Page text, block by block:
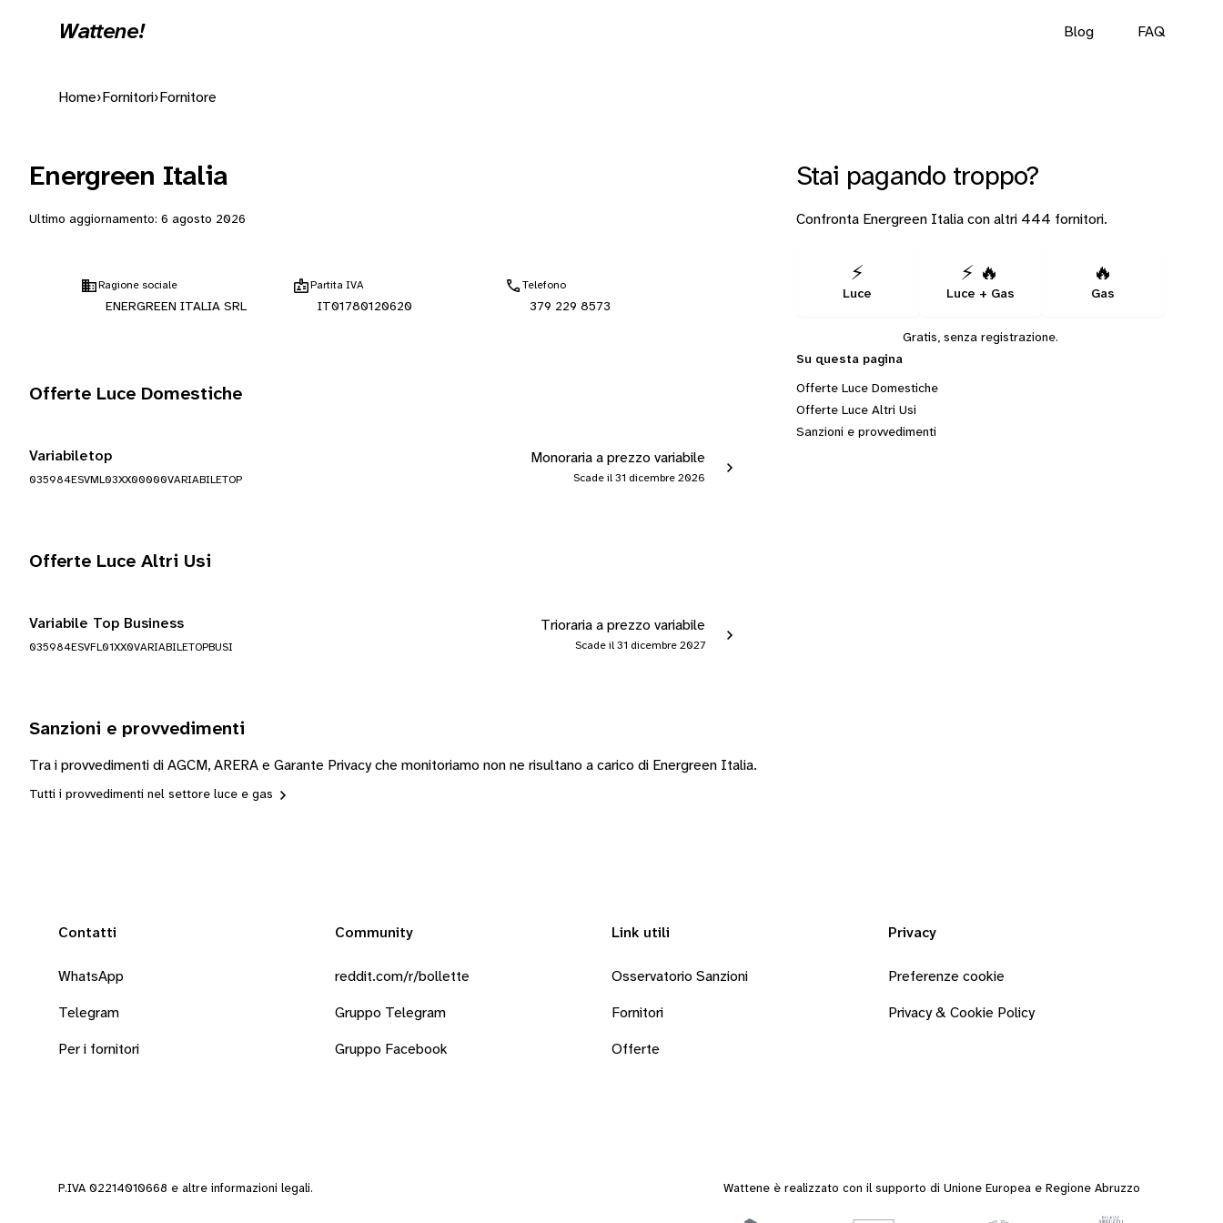
Wattene! Blog FAQ
Home› Fornitori› Fornitore
Energreen Italia
Ultimo aggiornamento: 6 agosto 2026
Ragione sociale
ENERGREEN ITALIA SRL
Partita IVA
IT01780120620
Telefono
379 229 8573
Offerte Luce Domestiche
Variabiletop
035984ESVML03XX00000VARIABILETOP
Monoraria a prezzo variabile
Scade il 31 dicembre 2026
Offerte Luce Altri Usi
Variabile Top Business
035984ESVFL01XX0VARIABILETOPBUSI
Trioraria a prezzo variabile
Scade il 31 dicembre 2027
Sanzioni e provvedimenti
Tra i provvedimenti di AGCM, ARERA e Garante Privacy che monitoriamo non ne risultano a carico di Energreen Italia.
Tutti i provvedimenti nel settore luce e gas
Stai pagando troppo?
Confronta Energreen Italia con altri 444 fornitori.
⚡
Luce
⚡ 🔥
Luce + Gas
🔥
Gas
Gratis, senza registrazione.
Su questa pagina
Offerte Luce Domestiche
Offerte Luce Altri Usi
Sanzioni e provvedimenti
Contatti
WhatsApp
Telegram
Per i fornitori
Community
reddit.com/r/bollette
Gruppo Telegram
Gruppo Facebook
Link utili
Osservatorio Sanzioni
Fornitori
Offerte
Privacy
Preferenze cookie
Privacy & Cookie Policy
P.IVA 02214010668 e altre informazioni legali. Wattene è realizzato con il supporto di Unione Europea e Regione Abruzzo